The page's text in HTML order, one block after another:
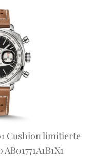
Cushion limitierte